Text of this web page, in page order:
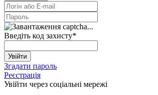
Введіть код захисту*
Увійти
Згадати пароль
Реєстрація
Увійти через соціальні мережі